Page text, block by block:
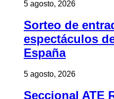
5 agosto, 2026
Sorteo de
espectáculos
España
5 agosto, 2026
Seccional ATE